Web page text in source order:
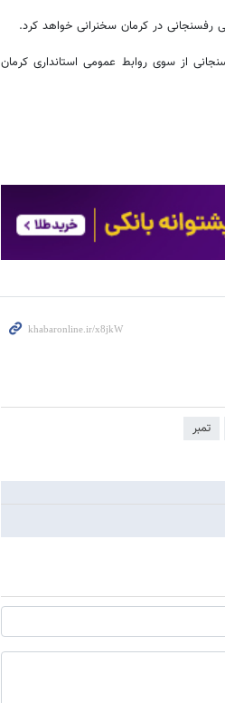
رفسنجانی در کرمان سخنرانی خواهد کرد.
از سوی روابط عمومی استانداری کرمان
تمبر